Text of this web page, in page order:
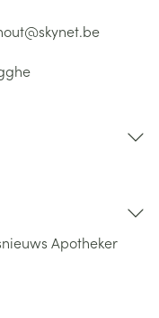
skynet.be
Apotheker